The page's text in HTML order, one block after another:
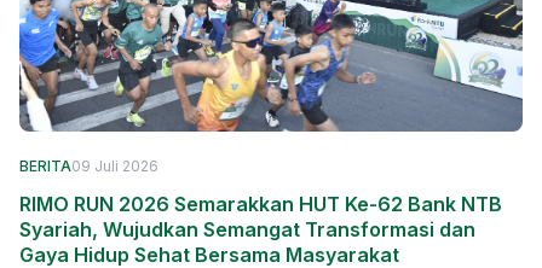
BERITA09 Juli 2026
RIMO RUN 2026 Semarakkan HUT Ke-62 Bank NTB
Syariah, Wujudkan Semangat Transformasi dan
Gaya Hidup Sehat Bersama Masyarakat